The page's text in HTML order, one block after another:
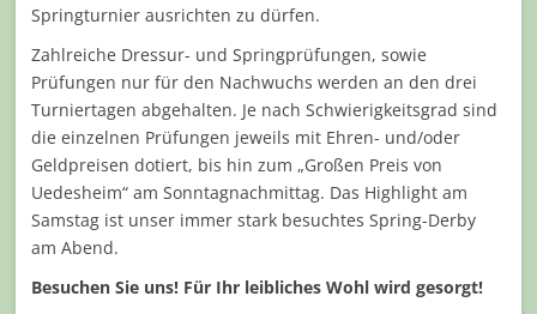
Springturnier ausrichten zu dürfen.
Zahlreiche Dressur- und Springprüfungen, sowie
Prüfungen nur für den Nachwuchs werden an den drei
Turniertagen abgehalten. Je nach Schwierigkeitsgrad sind
die einzelnen Prüfungen jeweils mit Ehren- und/oder
Geldpreisen dotiert, bis hin zum „Großen Preis von
Uedesheim“ am Sonntagnachmittag. Das Highlight am
Samstag ist unser immer stark besuchtes Spring-Derby
am Abend.
Besuchen Sie uns! Für Ihr leibliches Wohl wird gesorgt!